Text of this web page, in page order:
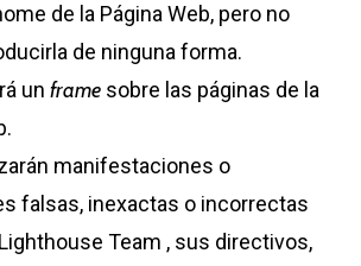
de la Página Web, pero no
de ninguna forma.
un framesobre las páginas de la
manifestaciones o
falsas, inexactas o incorrectas
Team , sus directivos,